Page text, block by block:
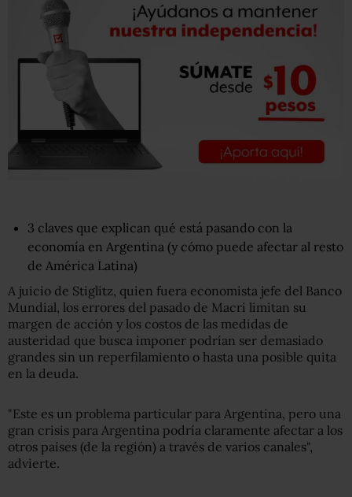
3 claves que explican qué está pasando con la
economía en Argentina (y cómo puede afectar al resto
de América Latina)
A juicio de Stiglitz, quien fuera economista jefe del Banco
Mundial, los errores del pasado de Macri limitan su
margen de acción y los costos de las medidas de
austeridad que busca imponer podrían ser demasiado
grandes sin un reperfilamiento o hasta una posible quita
en la deuda.
"Este es un problema particular para Argentina, pero una
gran crisis para Argentina podría claramente afectar a los
otros países (de la región) a través de varios canales",
advierte.